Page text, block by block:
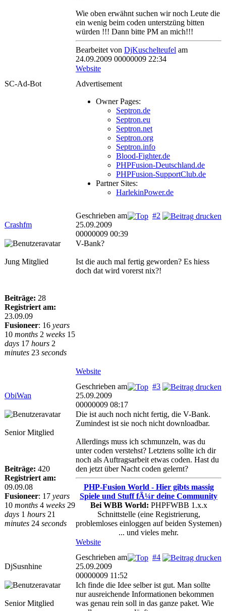
Wie oben erwähnt suchen wir noch Leute die
ein wenig beim coden unterstzüng bitten
würden !!! Dann bitte PM an mich!!!
Bearbeitet von DjKuschelteufel am
24.09.2009 00000009 22:34
Website
SC-Ad-Bot
Advertisement
Owner Pages:
Septron.de
Septron.eu
Septron.net
Septron.org
Septron.info
Blood-Fighter.de
PHPFusion-Deutschland.de
PHPFusion-SupportClub.de
Partner Sites:
HarlekinPower.de
Crashfm
#2
Geschrieben am
25.09.2009
00000009 00:39
Jung Mitglied
Beiträge: 28
Registriert am:
23.09.09
Fusioneer: 16 years
10 months 2 weeks 15
days 17 hours 2
minutes 23 seconds
V-Bank?
Ist die auch mal fertig geworden? Es hiess
doch dat wird vorerst nix?!
Website
ObiWan
#3
Geschrieben am
25.09.2009
00000009 08:17
Senior Mitglied
Beiträge: 420
Registriert am:
09.09.08
Fusioneer: 17 years
10 months 4 weeks 29
days 1 hours 21
minutes 24 seconds
Die ist auch noch nicht fertig, die V-Bank.
Zumindest ist sie noch nicht downloadbar.
Allerdings muss ich schmunzeln, was du
unter coden verstehst? Letztens sollte ich dir
noch als Auftragsarbeit etwas coden. Hast du
den jetzt über Nacht coden gelernt?
PHP-Fusion World - Hier gibts massig
Spiele und Stuff fÃ¼r deine Community
Bei WBB World: PHPFWBB 1.x.x
Schnittstelle (eine Registrierung,
problemloses einloggen auf beiden Systemen)
... und vieles mehr.
Website
DjSusnhine
#4
Geschrieben am
25.09.2009
00000009 11:52
Senior Mitglied
Ich finde die Idee selber ist gut. Man sollte
nur ausreichende Informationen bekommen
was genau rein soll in das ganze paket. Wie